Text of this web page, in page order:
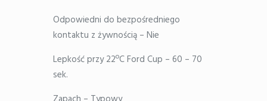
Odpowiedni do bezpośredniego
kontaktu z żywnością – Nie
Lepkość przy 22ºC Ford Cup – 60 – 70
sek.